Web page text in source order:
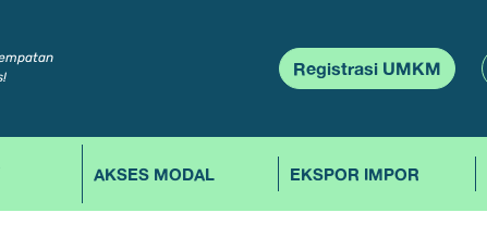
Registrasi UMKM
AKSES MODAL EKSPOR IMPOR